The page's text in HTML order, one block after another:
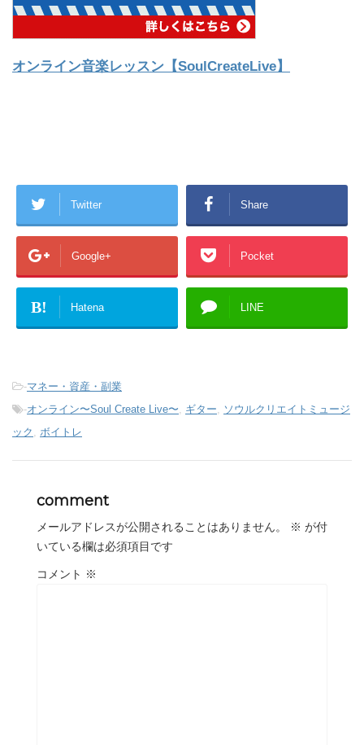
オンライン音楽レッスン【SoulCreateLive】
Twitter Share
Google+ Pocket
B! Hatena LINE
-マネー・資産・副業
-オンライン〜Soul Create Live〜, ギター, ソウルクリエイトミュージ
ック , ボイトレ
comment
メールアドレスが公開されることはありません。 ※ が付
いている欄は必須項目です
コメント ※